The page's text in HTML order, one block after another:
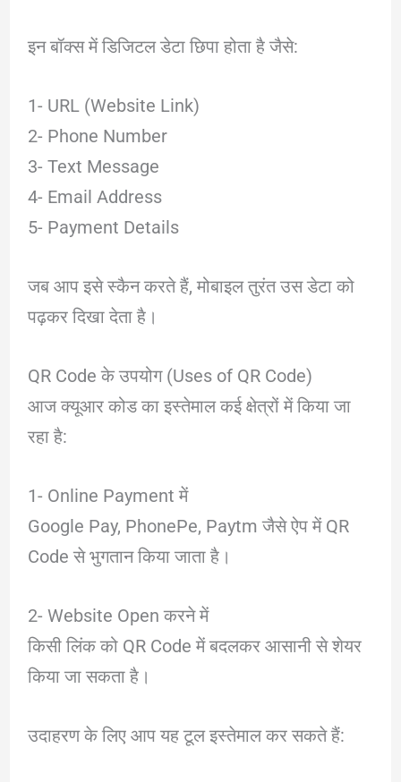
इन बॉक्स में डिजिटल डेटा छिपा होता है जैसे:
1- URL (Website Link)
2- Phone Number
3- Text Message
4- Email Address
5- Payment Details
जब आप इसे स्कैन करते हैं, मोबाइल तुरंत उस डेटा को
पढ़कर दिखा देता है।
QR Code के उपयोग (Uses of QR Code)
आज क्यूआर कोड का इस्तेमाल कई क्षेत्रों में किया जा
रहा है:
1- Online Payment में
Google Pay, PhonePe, Paytm जैसे ऐप में QR
Code से भुगतान किया जाता है।
2- Website Open करने में
किसी लिंक को QR Code में बदलकर आसानी से शेयर
किया जा सकता है।
उदाहरण के लिए आप यह टूल इस्तेमाल कर सकते हैं: